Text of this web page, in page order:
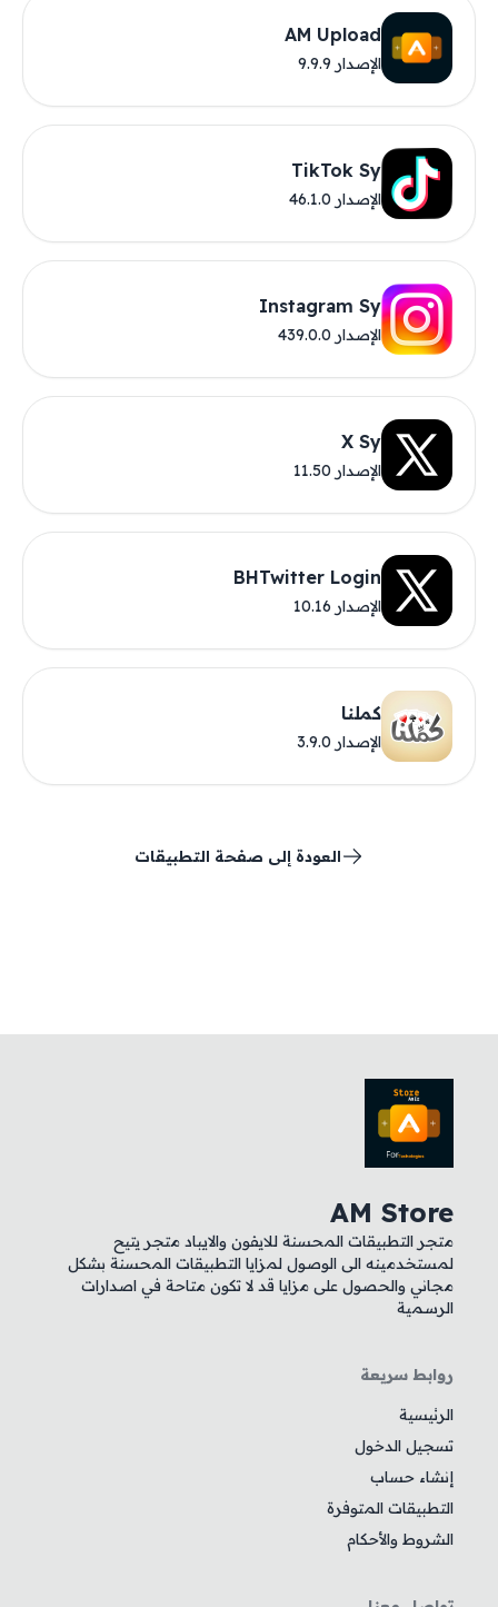
AM Upload
الإصدار 9.9.9
TikTok Sy
الإصدار 46.1.0
Instagram Sy
الإصدار 439.0.0
X Sy
الإصدار 11.50
BHTwitter Login
الإصدار 10.16
كملنا
الإصدار 3.9.0
العودة إلى صفحة التطبيقات
AM Store
متجر التطبيقات المحسنة للايفون والايباد متجر يتيح
لمستخدمينه الى الوصول لمزايا التطبيقات المحسنة بشكل
مجاني والحصول على مزايا قد لا تكون متاحة في اصدارات
الرسمية
روابط سريعة
الرئيسية
تسجيل الدخول
إنشاء حساب
التطبيقات المتوفرة
الشروط والأحكام